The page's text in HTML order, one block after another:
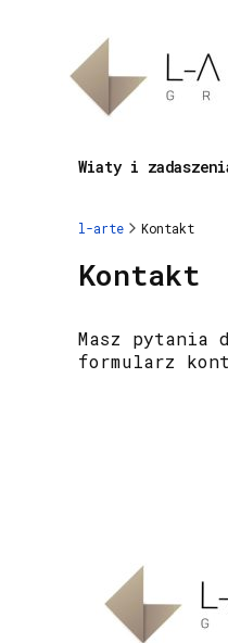
Wiaty i
l-arte Kontakt
Kontakt
Masz pytania
formularz